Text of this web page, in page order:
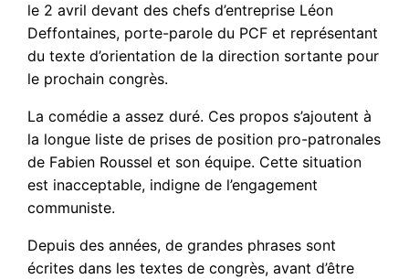
le 2 avril devant des chefs d’entreprise Léon
Deffontaines, porte-parole du PCF et représentant
du texte d’orientation de la direction sortante pour
le prochain congrès.
La comédie a assez duré. Ces propos s’ajoutent à
la longue liste de prises de position pro-patronales
de Fabien Roussel et son équipe. Cette situation
est inacceptable, indigne de l’engagement
communiste.
Depuis des années, de grandes phrases sont
écrites dans les textes de congrès, avant d’être